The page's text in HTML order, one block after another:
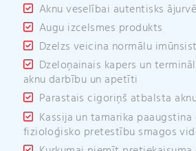
Aknu veselībai autentisks
Augu izcelsmes produkts
Dzelzs veicina normālu
Dzeloņainais kapers un
aknu darbību un apetīti
Parastais cigoriņš atbalsta
Kassija un tamarika paaugstina
fizioloģisko pretestību smagos